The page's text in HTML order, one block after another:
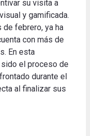
su visita a
y gamificada.
febrero, ya ha
con más de
En esta
el proceso de
durante el
al finalizar sus